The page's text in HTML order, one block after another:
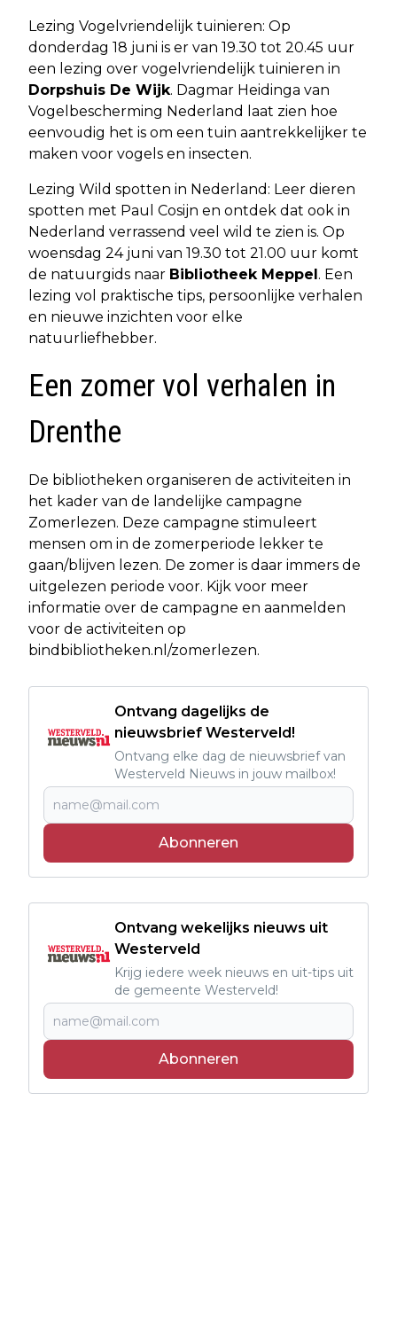
Lezing Vogelvriendelijk tuinieren: Op
donderdag 18 juni is er van 19.30 tot 20.45 uur
een lezing over vogelvriendelijk tuinieren in
Dorpshuis De Wijk. Dagmar Heidinga van
Vogelbescherming Nederland laat zien hoe
eenvoudig het is om een tuin aantrekkelijker te
maken voor vogels en insecten.
Lezing Wild spotten in Nederland: Leer dieren
spotten met Paul Cosijn en ontdek dat ook in
Nederland verrassend veel wild te zien is. Op
woensdag 24 juni van 19.30 tot 21.00 uur komt
de natuurgids naar Bibliotheek Meppel. Een
lezing vol praktische tips, persoonlijke verhalen
en nieuwe inzichten voor elke
natuurliefhebber.
Een zomer vol verhalen in
Drenthe
De bibliotheken organiseren de activiteiten in
het kader van de landelijke campagne
Zomerlezen. Deze campagne stimuleert
mensen om in de zomerperiode lekker te
gaan/blijven lezen. De zomer is daar immers de
uitgelezen periode voor. Kijk voor meer
informatie over de campagne en aanmelden
voor de activiteiten op
bindbibliotheken.nl/zomerlezen.
Ontvang dagelijks de
nieuwsbrief Westerveld!
Ontvang elke dag de nieuwsbrief van
Westerveld Nieuws in jouw mailbox!
Abonneren
Ontvang wekelijks nieuws uit
Westerveld
Krijg iedere week nieuws en uit-tips uit
de gemeente Westerveld!
Abonneren